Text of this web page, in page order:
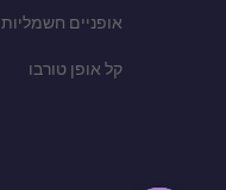
אופניים חשמליות 48 וולט
קל אופן טורבו